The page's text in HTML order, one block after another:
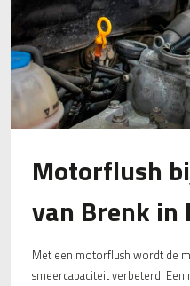
Motorflush
van Brenk in
Met een motorflush wordt de
smeercapaciteit verbeterd.